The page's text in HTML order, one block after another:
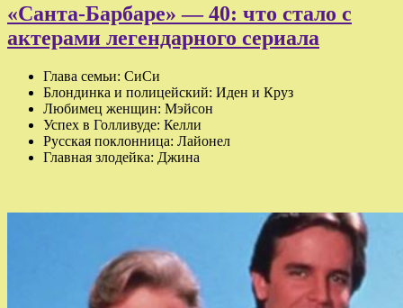
«Санта-Барбаре» — 40: что стало с
актерами легендарного сериала
Глава семьи: СиСи
Блондинка и полицейский: Иден и Круз
Любимец женщин: Мэйсон
Успех в Голливуде: Келли
Русская поклонница: Лайонел
Главная злодейка: Джина